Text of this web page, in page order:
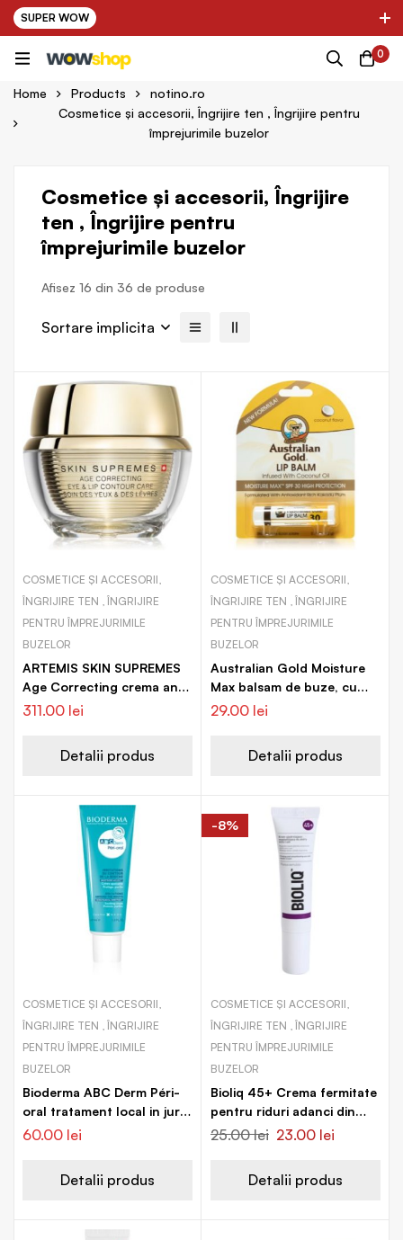
SUPER WOW
✌ Nou! Ultimii parteneri adaugati in platforma:
Farma ✌
0
Home Products
notino.ro
Cosmetice și accesorii, Îngrijire ten , Îngrijire pentru
împrejurimile buzelor
Cosmetice și accesorii, Îngrijire
ten , Îngrijire pentru
împrejurimile buzelor
Afisez 16 din 36 de produse
Sortare implicita
COSMETICE ȘI ACCESORII,
ÎNGRIJIRE TEN , ÎNGRIJIRE
PENTRU ÎMPREJURIMILE
BUZELOR
ARTEMIS SKIN SUPREMES
Age Correcting crema anti-
imbatranire pentru ochi si
311.00 lei
Detalii produs
COSMETICE ȘI ACCESORII,
ÎNGRIJIRE TEN , ÎNGRIJIRE
PENTRU ÎMPREJURIMILE
BUZELOR
Australian Gold Moisture
Max balsam de buze, cu
efect de umplere SPF 30
29.00 lei
Detalii produs
COSMETICE ȘI ACCESORII,
ÎNGRIJIRE TEN , ÎNGRIJIRE
PENTRU ÎMPREJURIMILE
BUZELOR
Bioderma ABC Derm Péri-
oral tratament local in jurul
buzelor
60.00 lei
Detalii produs
-8%
COSMETICE ȘI ACCESORII,
ÎNGRIJIRE TEN , ÎNGRIJIRE
PENTRU ÎMPREJURIMILE
BUZELOR
Bioliq 45+ Crema fermitate
pentru riduri adanci din
jurul ochilor si a buzelor
25.00lei 23.00 lei
Detalii produs